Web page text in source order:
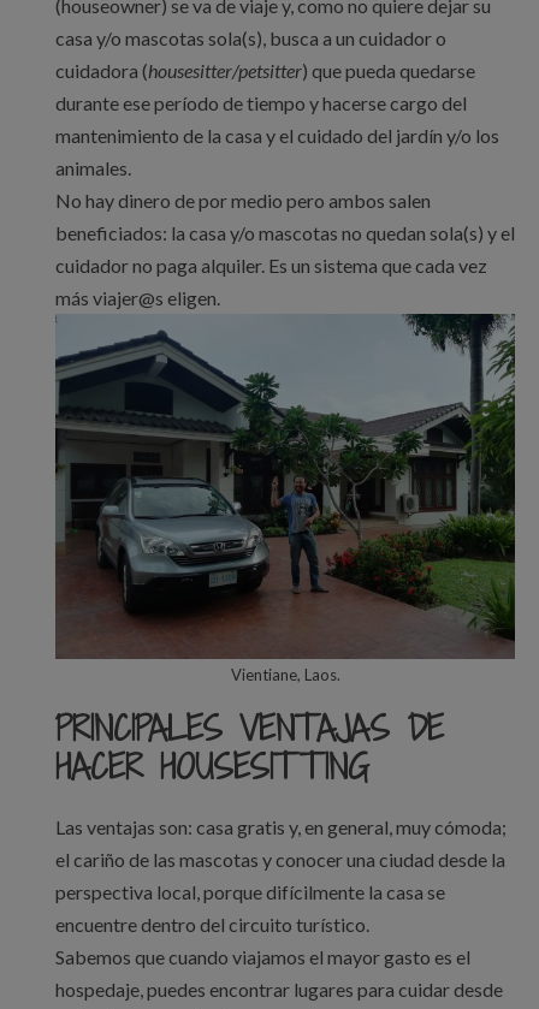
(houseowner) se va de viaje y, como no quiere dejar su
casa y/o mascotas sola(s), busca a un cuidador o
cuidadora (housesitter/petsitter) que pueda quedarse
durante ese período de tiempo y hacerse cargo del
mantenimiento de la casa y el cuidado del jardín y/o los
animales.
No hay dinero de por medio pero ambos salen
beneficiados: la casa y/o mascotas no quedan sola(s) y el
cuidador no paga alquiler. Es un sistema que cada vez
más viajer@s eligen.
Vientiane, Laos.
PRINCIPALES VENTAJAS DE
HACER HOUSESITTING
Las ventajas son: casa gratis y, en general, muy cómoda;
el cariño de las mascotas y conocer una ciudad desde la
perspectiva local, porque difícilmente la casa se
encuentre dentro del circuito turístico.
Sabemos que cuando viajamos el mayor gasto es el
hospedaje, puedes encontrar lugares para cuidar desde